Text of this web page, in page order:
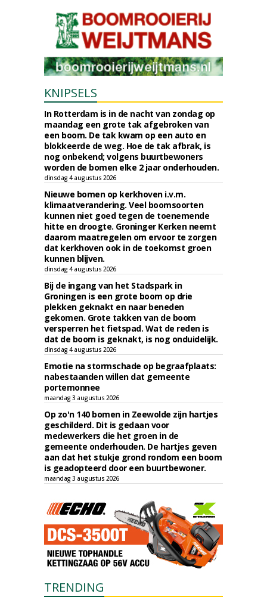
KNIPSELS
In Rotterdam is in de nacht van zondag op
maandag een grote tak afgebroken van
een boom. De tak kwam op een auto en
blokkeerde de weg. Hoe de tak afbrak, is
nog onbekend; volgens buurtbewoners
worden de bomen elke 2 jaar onderhouden.
dinsdag 4 augustus 2026
Nieuwe bomen op kerkhoven i.v.m.
klimaatverandering. Veel boomsoorten
kunnen niet goed tegen de toenemende
hitte en droogte. Groninger Kerken neemt
daarom maatregelen om ervoor te zorgen
dat kerkhoven ook in de toekomst groen
kunnen blijven.
dinsdag 4 augustus 2026
Bij de ingang van het Stadspark in
Groningen is een grote boom op drie
plekken geknakt en naar beneden
gekomen. Grote takken van de boom
versperren het fietspad. Wat de reden is
dat de boom is geknakt, is nog onduidelijk.
dinsdag 4 augustus 2026
Emotie na stormschade op begraafplaats:
nabestaanden willen dat gemeente
portemonnee
maandag 3 augustus 2026
Op zo'n 140 bomen in Zeewolde zijn hartjes
geschilderd. Dit is gedaan voor
medewerkers die het groen in de
gemeente onderhouden. De hartjes geven
aan dat het stukje grond rondom een boom
is geadopteerd door een buurtbewoner.
maandag 3 augustus 2026
TRENDING